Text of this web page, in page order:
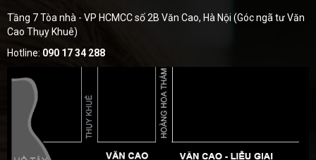
Tầng 7 Tòa nhà - VP HCMCC số 2B Văn Cao, Hà Nội (Góc ngã tư Văn
Cao Thụy Khuê)
Hotline: 090 17 34 288